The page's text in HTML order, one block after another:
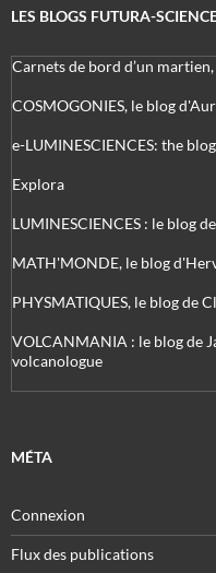
LES BLOGS FUTURA-
Carnets de bord d’un
COSMOGONIES, le blog
e-LUMINESCIENCES: the
Explora
LUMINESCIENCES : le blog
MATH'MONDE, le blog
PHYSMATIQUES, le blog de
VOLCANMANIA : le blog de
volcanologue
MÉTA
Connexion
Flux des publications